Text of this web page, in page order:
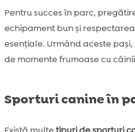
Pentru succes în parc,
echipament bun și
esențiale. Urmând aceste
de momente frumoase cu
Sporturi canine în